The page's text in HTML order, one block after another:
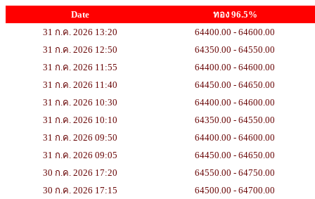
Date
ทอง 96.5%
31 ก.ค. 2026 13:20
64400.00 - 64600.00
31 ก.ค. 2026 12:50
64350.00 - 64550.00
31 ก.ค. 2026 11:55
64400.00 - 64600.00
31 ก.ค. 2026 11:40
64450.00 - 64650.00
31 ก.ค. 2026 10:30
64400.00 - 64600.00
31 ก.ค. 2026 10:10
64350.00 - 64550.00
31 ก.ค. 2026 09:50
64400.00 - 64600.00
31 ก.ค. 2026 09:05
64450.00 - 64650.00
30 ก.ค. 2026 17:20
64550.00 - 64750.00
30 ก.ค. 2026 17:15
64500.00 - 64700.00